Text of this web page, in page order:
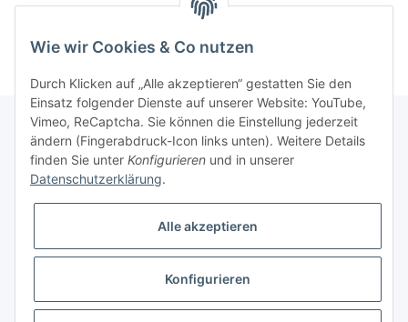
Informationen
Galerie
* Keine Ausweisung der Mehrwertsteuer gemäß Klein-Unternehmer-Regelung.,
Wie wir Cookies & Co nutzen
Durch Klicken auf „Alle akzeptieren“ gestatten Sie den
Einsatz folgender Dienste auf unserer Website: YouTube,
Vimeo, ReCaptcha. Sie können die Einstellung jederzeit
ändern (Fingerabdruck-Icon links unten). Weitere Details
finden Sie unter Konfigurieren und in unserer
Datenschutzerklärung.
Alle akzeptieren
Konfigurieren